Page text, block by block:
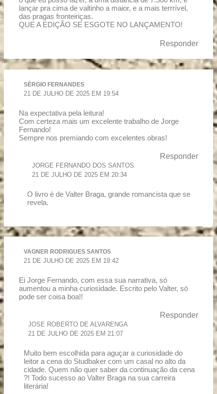
lançar pra cima de valtinho a maior, e a mais terrrível,
das pragas fronteiriças.
QUE A EDIÇÃO SE ESGOTE NO LANÇAMENTO!
Responder
SÉRGIO FERNANDES
21 DE JULHO DE 2025 EM 19:54
Na expectativa pela leitura!
Com certeza mais um excelente trabalho de Jorge
Fernando!
Sempre nos premiando com excelentes obras!
Responder
JORGE FERNANDO DOS SANTOS
21 DE JULHO DE 2025 EM 20:34
O livro é de Valter Braga, grande romancista que se
revela.
VAGNER RODRIGUES SANTOS
21 DE JULHO DE 2025 EM 19:42
Ei Jorge Fernando, com essa sua narrativa, só
aumentou a minha curiosidade. Escrito pelo Valter, só
pode ser coisa boa!!
Responder
JOSE ROBERTO DE ALVARENGA
21 DE JULHO DE 2025 EM 21:07
Muito bem escolhida para aguçar a curiosidade do
leitor a cena do Studbaker com um casal no alto da
cidade. Quem não quer saber da continuação da cena
?! Todo sucesso ao Valter Braga na sua carreira
literária!